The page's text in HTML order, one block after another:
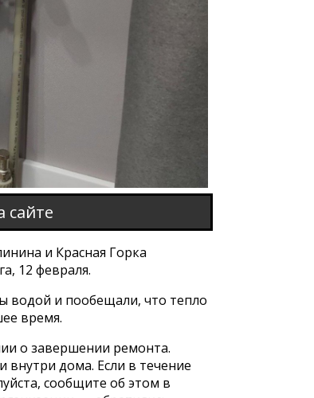
сайте
и Красная Горка
12 февраля.
водой и пообещали, что тепло
время.
о завершении ремонта.
дома. Если в течение
сообщите об этом в